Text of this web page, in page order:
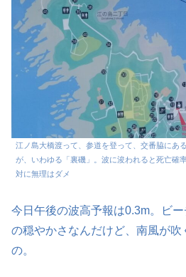
江ノ島大橋渡って、参道を登って、交番脇にあ
が、いわゆる「裏磯」。波に浚われると死亡確
対に無理はダメ
今日午後の波高予報は0.3m。ビ
の穏やかさなんだけど、南風が吹
の。